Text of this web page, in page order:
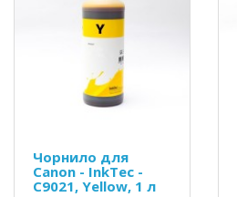
Чорнило для
Canon - InkTec -
C9021, Yellow, 1 л